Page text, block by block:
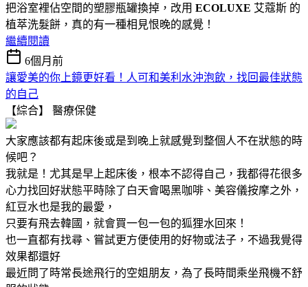
把浴室裡佔空間的塑膠瓶罐換掉，改用 ECOLUXE 艾蔻斯 的
植萃洗髮餅，真的有一種相見恨晚的感覺！
繼續閱讀
6個月前
讓愛美的你上鏡更好看！人可和美利水沖泡飲，找回最佳狀態
的自己
【綜合】 醫療保健
大家應該都有起床後或是到晚上就感覺到整個人不在狀態的時
候吧？
我就是！ 尤其是早上起床後， 根本不認得自己， 我都得花很多
心力找回好狀態平時除了白天會喝黑咖啡、美容儀按摩之外，
紅豆水也是我的最愛，
只要有飛去韓國，就會買一包一包的狐狸水回來！
也一直都有找尋、嘗試更方便使用的好物或法子，不過我覺得
效果都還好
最近問了時常長途飛行的空姐朋友，為了長時間乘坐飛機不舒